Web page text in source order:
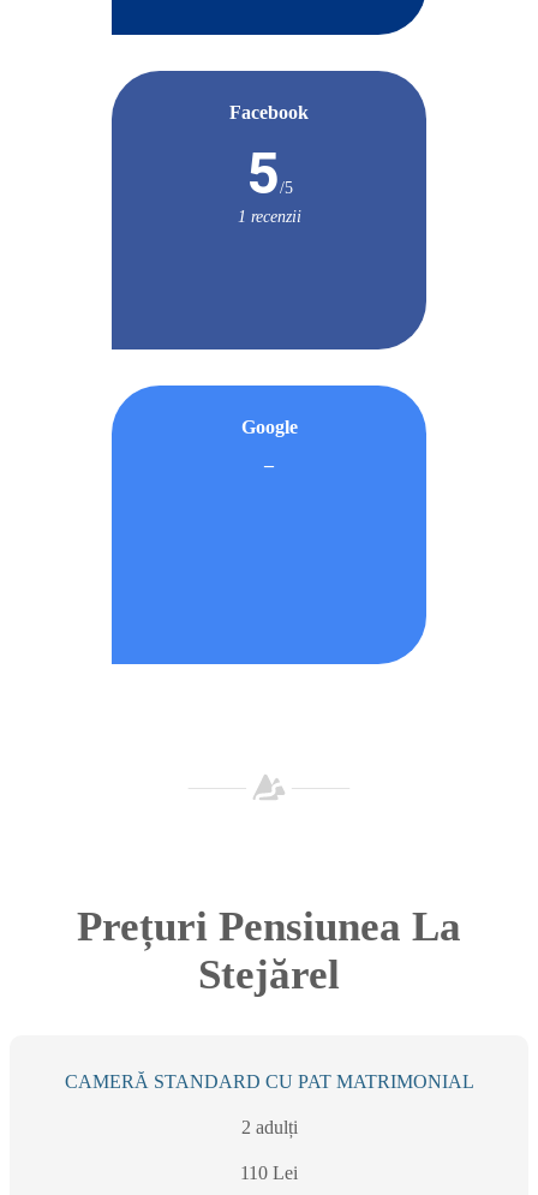
Facebook
5/5
1 recenzii
Google
–
Prețuri Pensiunea La
Stejărel
CAMERĂ STANDARD CU PAT MATRIMONIAL
2 adulți
110 Lei